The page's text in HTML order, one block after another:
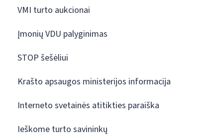
VMI turto aukcionai
Įmonių VDU palyginimas
STOP šešėliui
Krašto apsaugos ministerijos informacija
Interneto svetainės atitikties paraiška
Ieškome turto savininkų